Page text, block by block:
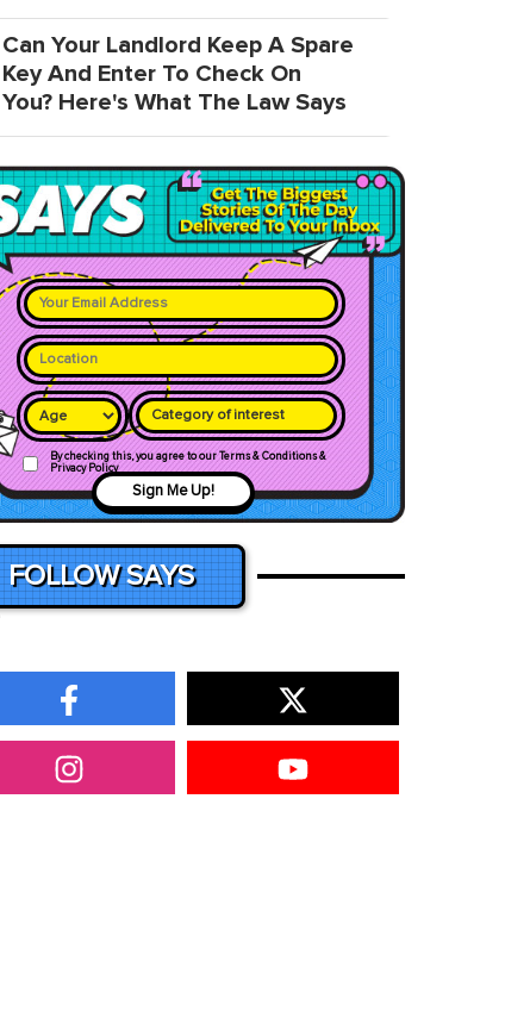
Can Your Landlord Keep A Spare
Key And Enter To Check On
You? Here's What The Law Says
Category of interest
By checking this, you agree to our Terms & Conditions &
Privacy Policy
Sign Me Up!
FOLLOW SAYS